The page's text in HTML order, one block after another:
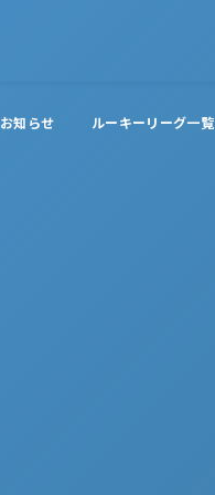
お知らせ ルーキーリーグ一覧